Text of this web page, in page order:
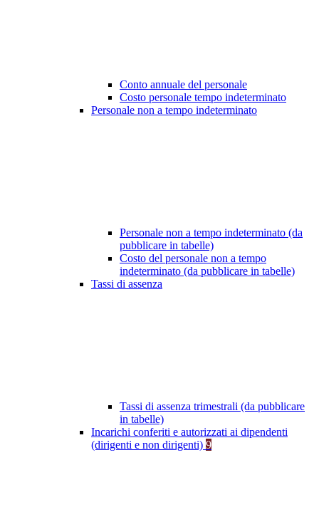
Conto annuale del personale
Costo personale tempo indeterminato
Personale non a tempo indeterminato
Personale non a tempo indeterminato (da
pubblicare in tabelle)
Costo del personale non a tempo
indeterminato (da pubblicare in tabelle)
Tassi di assenza
Tassi di assenza trimestrali (da pubblicare
in tabelle)
Incarichi conferiti e autorizzati ai dipendenti
(dirigenti e non dirigenti) 9